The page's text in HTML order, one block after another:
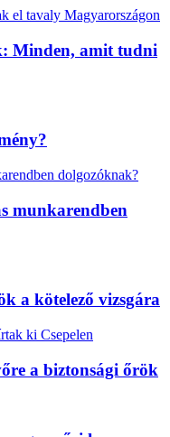
Minden, amit tudni
munkarendben
a kötelező vizsgára
a biztonsági őrök